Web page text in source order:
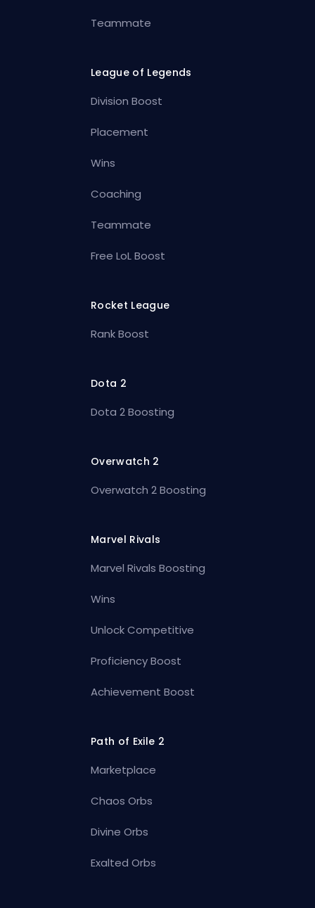
Teammate
League of Legends
Division Boost
Placement
Wins
Coaching
Teammate
Free LoL Boost
Rocket League
Rank Boost
Dota 2
Dota 2 Boosting
Overwatch 2
Overwatch 2 Boosting
Marvel Rivals
Marvel Rivals Boosting
Wins
Unlock Competitive
Proficiency Boost
Achievement Boost
Path of Exile 2
Marketplace
Chaos Orbs
Divine Orbs
Exalted Orbs